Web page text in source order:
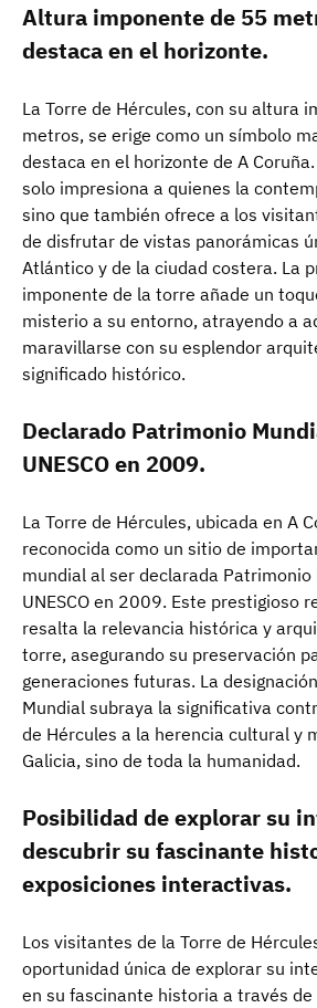
Altura imponente de 55
destaca en el horizonte.
La Torre de Hércules, con su altura
metros, se erige como un símbolo
destaca en el horizonte de A
solo impresiona a quienes la
sino que también ofrece a los
de disfrutar de vistas panorámicas
Atlántico y de la ciudad costera. La
imponente de la torre añade un
misterio a su entorno, atrayendo a
maravillarse con su esplendor
significado histórico.
Declarado Patrimonio
UNESCO en 2009.
La Torre de Hércules, ubicada en A
reconocida como un sitio de
mundial al ser declarada Patrimonio
UNESCO en 2009. Este prestigioso
resalta la relevancia histórica y
torre, asegurando su preservación
generaciones futuras. La
Mundial subraya la significativa
de Hércules a la herencia cultural y
Galicia, sino de toda la humanidad.
Posibilidad de explorar su
descubrir su fascinante
exposiciones interactivas.
Los visitantes de la Torre de
oportunidad única de explorar su
en su fascinante historia a través de